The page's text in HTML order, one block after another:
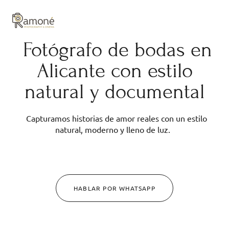
Fotógrafo de bodas en
Alicante con estilo
natural y documental
Capturamos historias de amor reales con un estilo
natural, moderno y lleno de luz.
HABLAR POR WHATSAPP